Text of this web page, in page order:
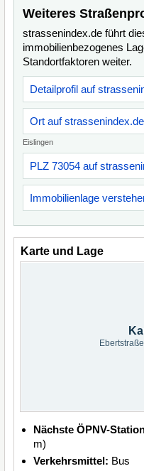
Weiteres
strassenindex.de führt
immobilienbezogenes
Standortfaktoren weiter.
Detailprofil auf
Ort auf strassenindex.de
Eislingen
PLZ 73054 auf
Immobilienlage
Karte und Lage
Nächste ÖPNV-
m)
Verkehrsmittel: Bus